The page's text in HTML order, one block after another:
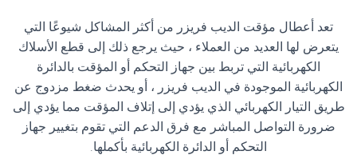
تعد أعطال مؤقت الديب فريزر من أكثر المشاكل شيوعًا التي
يتعرض لها العديد من العملاء ، حيث يرجع ذلك إلى قطع الأسلاك
الكهربائية التي تربط بين جهاز التحكم أو المؤقت بالدائرة
الكهربائية الموجودة في الديب فريزر ، أو يحدث ضغط مزدوج عن
طريق التيار الكهربائي الذي يؤدي إلى إتلاف المؤقت مما يؤدي إلى
ضرورة التواصل المباشر مع فرق الدعم التي تقوم بتغيير جهاز
التحكم أو الدائرة الكهربائية بأكملها.